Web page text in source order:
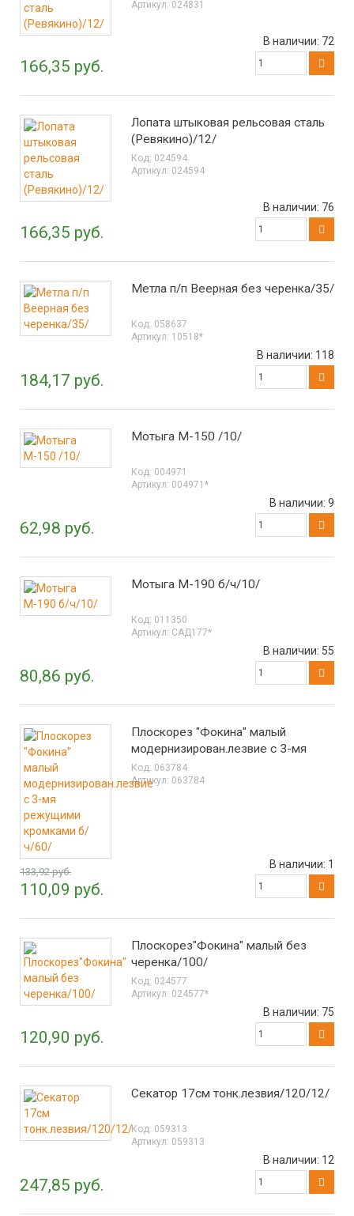
Артикул: 024831
166,35 руб.
В наличии: 72
Лопата штыковая рельсовая сталь
(Ревякино)/12/
Код: 024594
Артикул: 024594
166,35 руб.
В наличии: 76
Метла п/п Веерная без черенка/35/
Код: 058637
Артикул: 10518*
184,17 руб.
В наличии: 118
Мотыга М-150 /10/
Код: 004971
Артикул: 004971*
62,98 руб.
В наличии: 9
Мотыга М-190 б/ч/10/
Код: 011350
Артикул: САД177*
80,86 руб.
В наличии: 55
Плоскорез "Фокина" малый
модернизирован.лезвие с 3-мя
режущими кромками б/ч/60/
Код: 063784
Артикул: 063784
133,92 руб.
110,09 руб.
В наличии: 1
Плоскорез"Фокина" малый без
черенка/100/
Код: 024577
Артикул: 024577*
120,90 руб.
В наличии: 75
Секатор 17см тонк.лезвия/120/12/
Код: 059313
Артикул: 059313
247,85 руб.
В наличии: 12